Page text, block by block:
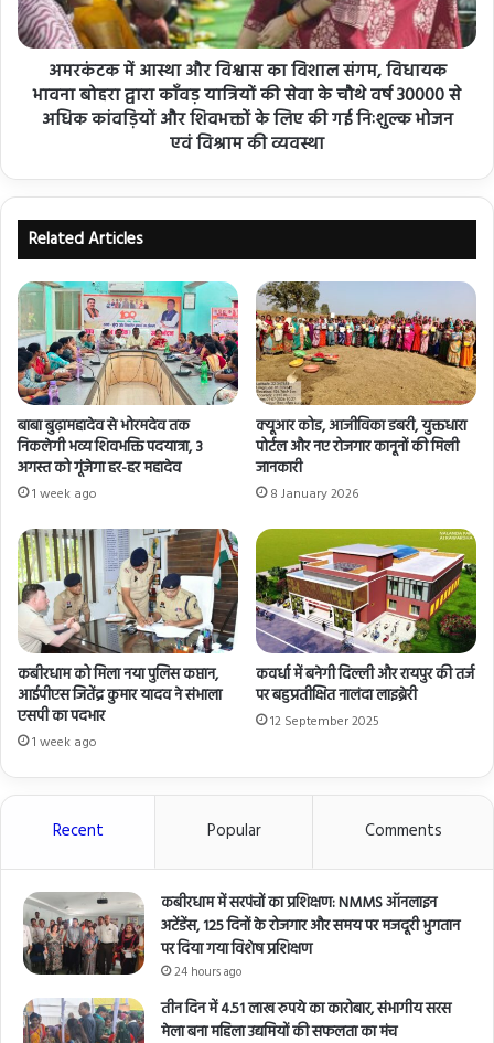
अमरकंटक में आस्था और विश्वास का विशाल संगम, विधायक
भावना बोहरा द्वारा काँवड़ यात्रियों की सेवा के चौथे वर्ष 30000 से
अधिक कांवड़ियों और शिवभक्तों के लिए की गई निःशुल्क भोजन
एवं विश्राम की व्यवस्था
Related Articles
बाबा बुढ़ामहादेव से भोरमदेव तक
निकलेगी भव्य शिवभक्ति पदयात्रा, 3
अगस्त को गूंजेगा हर-हर महादेव
1 week ago
क्यूआर कोड, आजीविका डबरी, युक्तधारा
पोर्टल और नए रोजगार कानूनों की मिली
जानकारी
8 January 2026
कबीरधाम को मिला नया पुलिस कप्तान,
आईपीएस जितेंद्र कुमार यादव ने संभाला
एसपी का पदभार
1 week ago
कवर्धा में बनेगी दिल्ली और रायपुर की तर्ज
पर बहुप्रतीक्षित नालंदा लाइब्रेरी
12 September 2025
Recent Popular Comments
कबीरधाम में सरपंचों का प्रशिक्षण: NMMS ऑनलाइन
अटेंडेंस, 125 दिनों के रोजगार और समय पर मजदूरी भुगतान
पर दिया गया विशेष प्रशिक्षण
24 hours ago
तीन दिन में 4.51 लाख रुपये का कारोबार, संभागीय सरस
मेला बना महिला उद्यमियों की सफलता का मंच